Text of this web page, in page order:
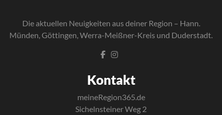
Die aktuellen Neuigkeiten aus deiner Region – Hann.
Münden, Göttingen, Werra-Meißner-Kreis und Duderstadt.
Kontakt
meineRegion365.de
Sichelnsteiner Weg 2